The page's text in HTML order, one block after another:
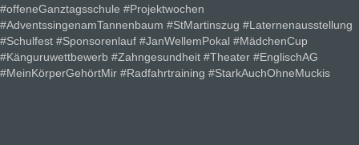
#offeneGanztagsschule #Projektwochen
#AdventssingenamTannenbaum #StMartinszug #Laternenausstellung
#Schulfest #Sponsorenlauf #JanWellemPokal #MädchenCup
#Känguruwettbewerb #Zahngesundheit #Theater #EnglischAG
#MeinKörperGehörtMir #Radfahrtraining #StarkAuchOhneMuckis